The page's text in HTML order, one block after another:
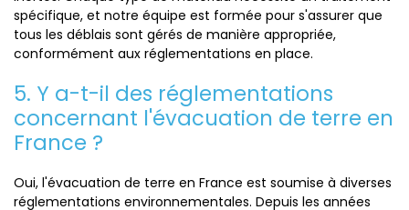
spécifique, et notre équipe est formée pour s'assurer que
tous les déblais sont gérés de manière appropriée,
conformément aux réglementations en place.
5. Y a-t-il des réglementations
concernant l'évacuation de terre en
France ?
Oui, l'évacuation de terre en France est soumise à diverses
réglementations environnementales. Depuis les années